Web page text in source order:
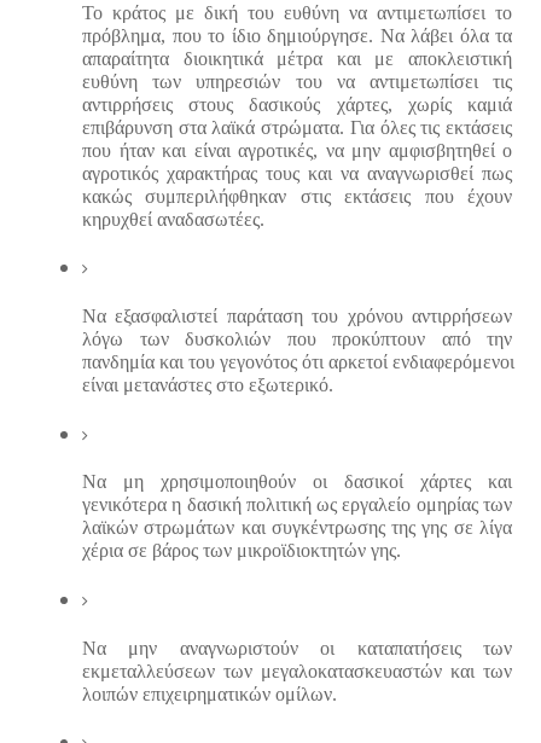
Το κράτος με δική του ευθύνη να αντιμετωπίσει το
πρόβλημα, που το ίδιο δημιούργησε. Να λάβει όλα τα
απαραίτητα διοικητικά μέτρα και με αποκλειστική
ευθύνη των υπηρεσιών του να αντιμετωπίσει τις
αντιρρήσεις στους δασικούς χάρτες, χωρίς καμιά
επιβάρυνση στα λαϊκά στρώματα. Για όλες τις εκτάσεις
που ήταν και είναι αγροτικές, να μην αμφισβητηθεί ο
αγροτικός χαρακτήρας τους και να αναγνωρισθεί πως
κακώς συμπεριλήφθηκαν στις εκτάσεις που έχουν
κηρυχθεί αναδασωτέες.
Να εξασφαλιστεί παράταση του χρόνου αντιρρήσεων
λόγω των δυσκολιών που προκύπτουν από την
πανδημία και του γεγονότος ότι αρκετοί ενδιαφερόμενοι
είναι μετανάστες στο εξωτερικό.
Να μη χρησιμοποιηθούν οι δασικοί χάρτες και
γενικότερα η δασική πολιτική ως εργαλείο ομηρίας των
λαϊκών στρωμάτων και συγκέντρωσης της γης σε λίγα
χέρια σε βάρος των μικροϊδιοκτητών γης.
Να μην αναγνωριστούν οι καταπατήσεις των
εκμεταλλεύσεων των μεγαλοκατασκευαστών και των
λοιπών επιχειρηματικών ομίλων.